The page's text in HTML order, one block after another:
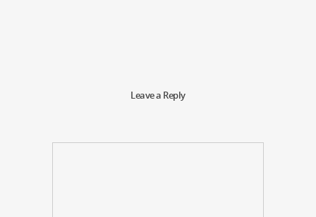
Leave a Reply